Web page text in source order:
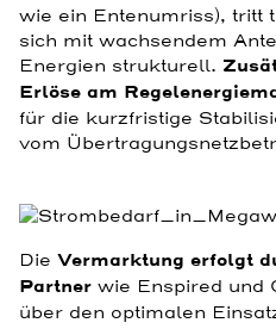
wie ein Entenumriss), tritt
sich mit wachsendem
Energien strukturell.
Erlöse am
für die kurzfristige
vom
Die Vermarktung erfolgt
Partner wie Enspired und
über den optimalen